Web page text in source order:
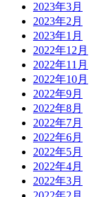
2023年3月
2023年2月
2023年1月
2022年12月
2022年11月
2022年10月
2022年9月
2022年8月
2022年7月
2022年6月
2022年5月
2022年4月
2022年3月